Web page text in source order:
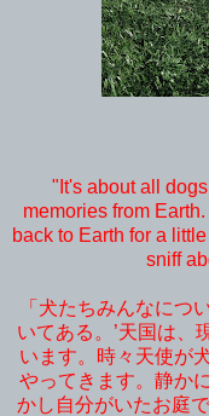
"It's about all
memories from
back to Earth for a
sniff
「犬たちみんなにつ
いてある。’天国は、
います。時々天使が
やってきます。静か
かし自分がいたお庭